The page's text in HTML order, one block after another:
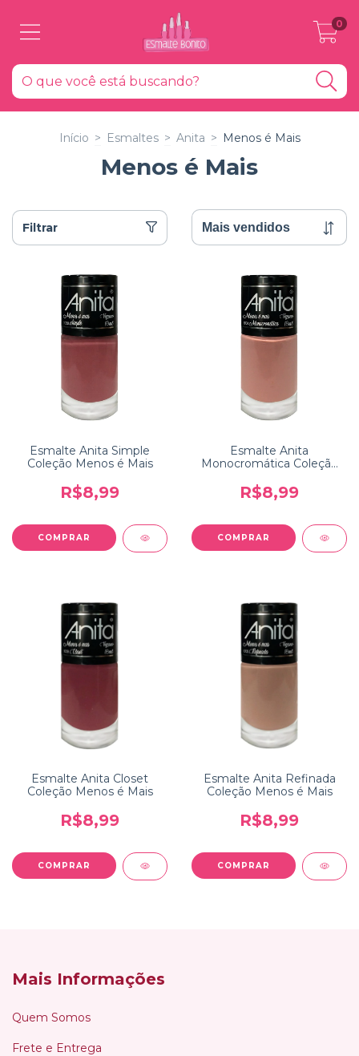
0
Início > Esmaltes > Anita > Menos é Mais
Menos é Mais
Filtrar
Esmalte Anita Simple
Coleção Menos é Mais
R$8,99
Esmalte Anita
Monocromática Coleção
R$8,99
Esmalte Anita Closet
Coleção Menos é Mais
R$8,99
Esmalte Anita Refinada
Coleção Menos é Mais
R$8,99
Mais Informações
Quem Somos
Frete e Entrega